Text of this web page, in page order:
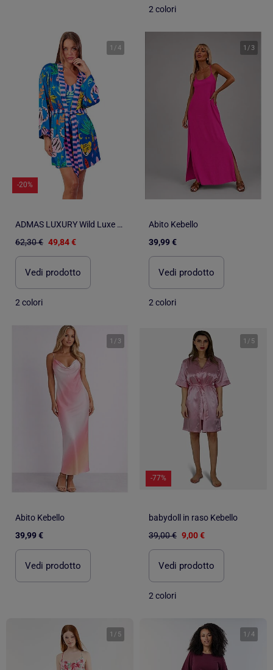
2 colori
1 /4
-20%
ADMAS LUXURY Wild Luxe Abito a maniche lunghe da donna
62,30 € 49,84 €
Vedi prodotto
2 colori
1 /3
Abito Kebello
39,99 €
Vedi prodotto
2 colori
1 / 3
Abito Kebello
39,99 €
Vedi prodotto
1 / 5
-77%
babydoll in raso Kebello
39,00 € 9,00 €
Vedi prodotto
2 colori
1 / 5 1 /4